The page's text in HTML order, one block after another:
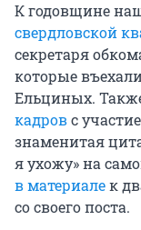
К годовщине
свердловской
секретаря
которые
Ельциных.
кадровс
знаменитая
я ухожу» на
в материалек
со своего поста.